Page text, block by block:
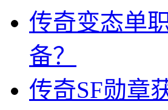
传奇变态单
备？
传奇SF勋章